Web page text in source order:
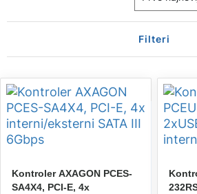
Filteri
Kontroler AXAGON PCES-
SA4X4, PCI-E, 4x